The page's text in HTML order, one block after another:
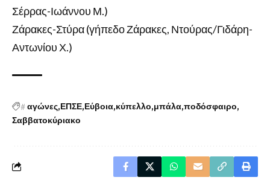
Σέρρας-Ιωάννου Μ.)
Ζάρακες-Στύρα (γήπεδο Ζάρακες, Ντούρας/Γιδάρη-
Αντωνίου Χ.)
#αγώνες ΕΠΣΕ Εύβοια κύπελλο μπάλα ποδόσφαιρο
Σαββατοκύριακο